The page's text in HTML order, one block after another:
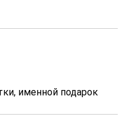
именной подарок